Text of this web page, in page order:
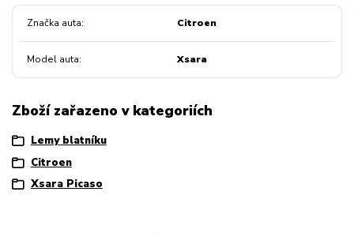
Značka auta Citroen
Model auta Xsara
Zboží zařazeno v kategoriích
Lemy blatníku
Citroen
Xsara Picaso